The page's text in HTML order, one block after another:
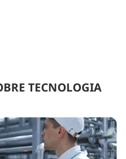
TECNOLOGIA